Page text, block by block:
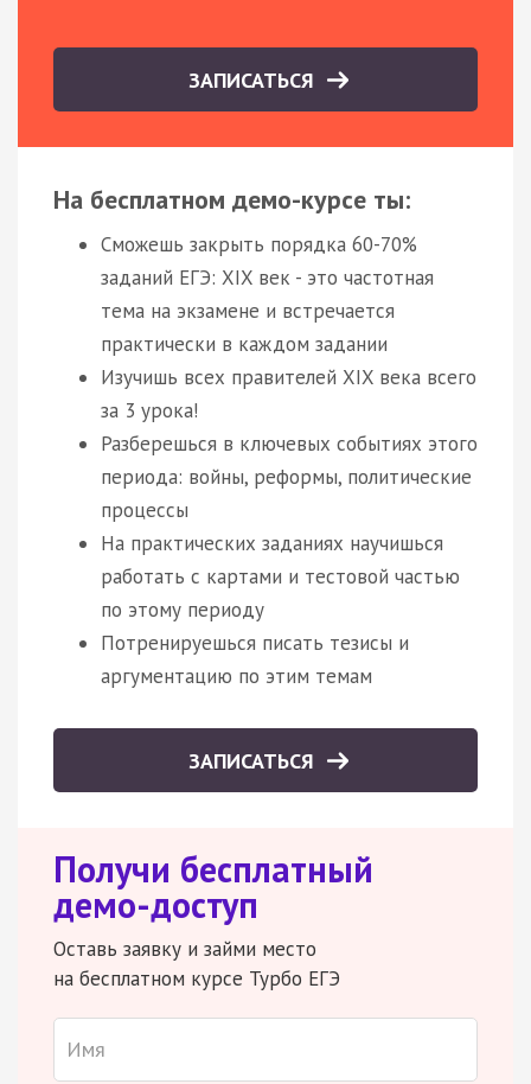
ЗАПИСАТЬСЯ
На бесплатном демо-курсе ты:
Сможешь закрыть порядка 60-70%
заданий ЕГЭ: XIX век - это частотная
тема на экзамене и встречается
практически в каждом задании
Изучишь всех правителей XIX века всего
за 3 урока!
Разберешься в ключевых событиях этого
периода: войны, реформы, политические
процессы
На практических заданиях научишься
работать с картами и тестовой частью
по этому периоду
Потренируешься писать тезисы и
аргументацию по этим темам
ЗАПИСАТЬСЯ
Получи бесплатный
демо-доступ
Оставь заявку и займи место
на бесплатном курсе Турбо ЕГЭ